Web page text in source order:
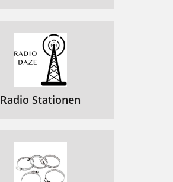
Radio Stationen